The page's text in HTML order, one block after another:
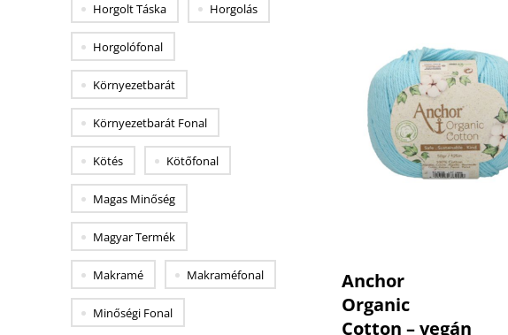
Horgolt Táska Horgolás
Horgolófonal
Környezetbarát
Környezetbarát Fonal
Kötés Kötőfonal
Magas Minőség
Magyar Termék
Makramé Makraméfonal
Minőségi Fonal
Kosárba
Anchor
Organic
Cotton – vegán